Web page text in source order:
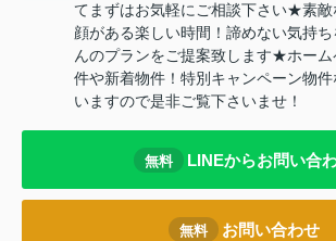
てまずはお気軽にご相談下さい★素
顔がある楽しい時間！諦めない気持
んのプランをご提案致します★ホーム
件や新着物件！特別キャンペーン物
いますので是非ご覧下さいませ！
無料 LINEからお問い合
無料 お問い合わせ